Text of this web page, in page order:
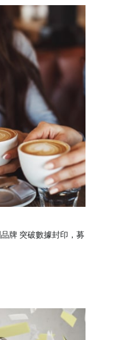
牌 突破數據封印，募